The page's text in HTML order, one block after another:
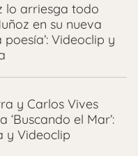
lo arriesga todo
en su nueva
poesía’: Videoclip y
y Carlos Vives
‘Buscando el Mar’:
y Videoclip